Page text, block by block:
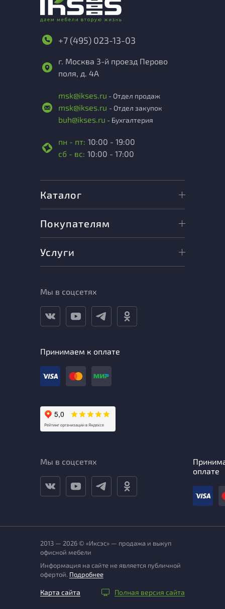
+7 (495) 023-13-03
г. Москва 3-й проезд Перово
поля, д. 4А
msk@ikses.ru - Отдел продаж
msk@ikses.ru - Отдел закупок
buh@ikses.ru - Бухгалтерия
пн - пт: 10:00 - 19:00
сб - вс: 10:00 - 17:00
Каталог
Покупателям
Услуги
Мы в соцсетях
Принимаем к оплате
Мы в соцсетях
оплате
2013 — 2026 © «Иксэс» — продажа и выкуп
офисной мебели
Информация на сайте не является публичной
офертой. Подробнее
Карта сайта Полная версия сайта